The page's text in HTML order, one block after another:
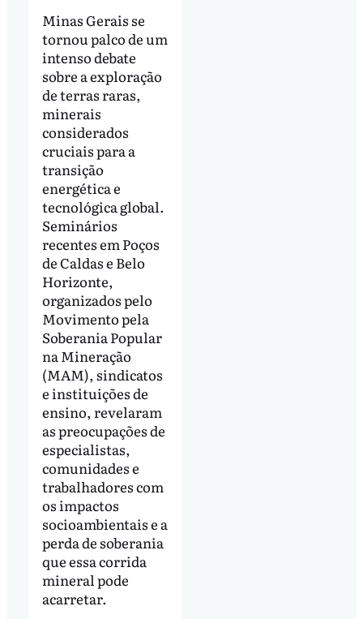
Minas Gerais se
tornou palco de um
intenso debate
sobre a exploração
de terras raras,
minerais
considerados
cruciais para a
transição
energética e
tecnológica global.
Seminários
recentes em Poços
de Caldas e Belo
Horizonte,
organizados pelo
Movimento pela
Soberania Popular
na Mineração
(MAM), sindicatos
e instituições de
ensino, revelaram
as preocupações de
especialistas,
comunidades e
trabalhadores com
os impactos
socioambientais e a
perda de soberania
que essa corrida
mineral pode
acarretar.